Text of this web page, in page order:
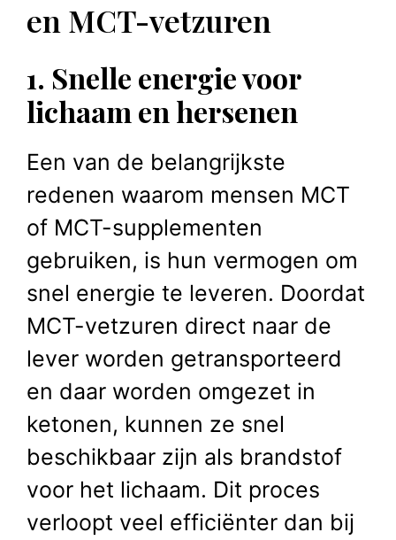
en MCT-vetzuren
1. Snelle energie voor
lichaam en hersenen
Een van de belangrijkste
redenen waarom mensen MCT
of MCT-supplementen
gebruiken, is hun vermogen om
snel energie te leveren. Doordat
MCT-vetzuren direct naar de
lever worden getransporteerd
en daar worden omgezet in
ketonen, kunnen ze snel
beschikbaar zijn als brandstof
voor het lichaam. Dit proces
verloopt veel efficiënter dan bij